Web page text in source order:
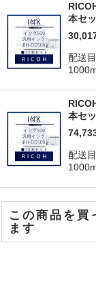
本セ
配送
本セ
配送
この商品を買
ます